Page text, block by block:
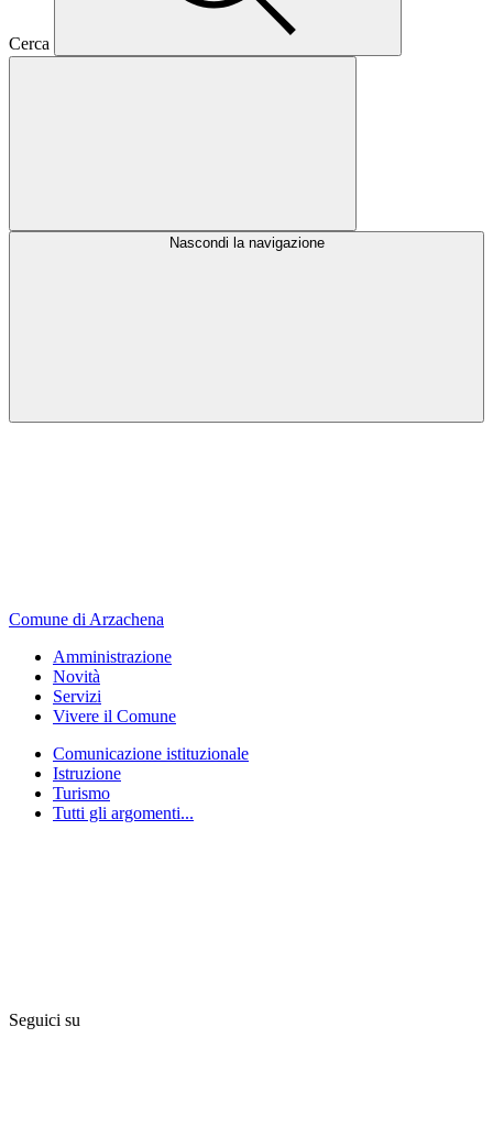
Cerca
Nascondi la navigazione
Comune di Arzachena
Amministrazione
Novità
Servizi
Vivere il Comune
Comunicazione istituzionale
Istruzione
Turismo
Tutti gli argomenti...
Seguici su